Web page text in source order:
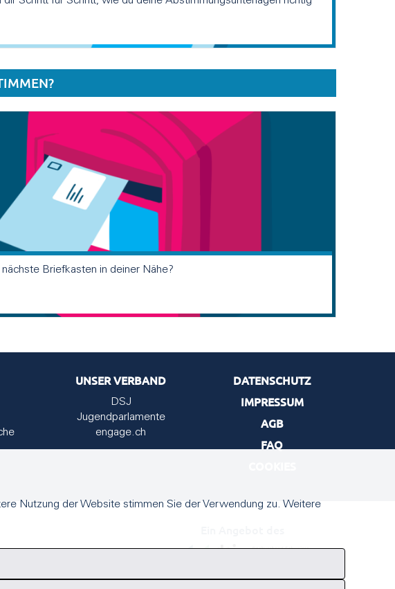
Briefkasten in deiner Nähe?
UNSER VERBAND
DSJ
Jugendparlamente
engage.ch
DATENSCHUTZ
IMPRESSUM
AGB
FAQ
Nutzung der Website stimmen Sie der Verwendung zu. Weitere